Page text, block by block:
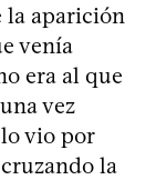
la aparición
venía
era al que
vez
vio por
la